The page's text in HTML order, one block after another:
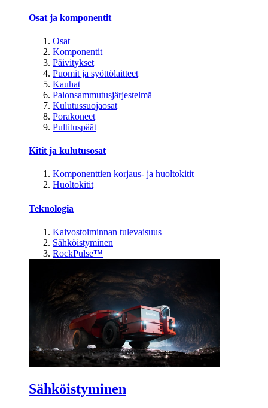
Osat ja komponentit
Osat
Komponentit
Päivitykset
Puomit ja syöttölaitteet
Kauhat
Palonsammutusjärjestelmä
Kulutussuojaosat
Porakoneet
Pultituspäät
Kitit ja kulutusosat
Komponenttien korjaus- ja huoltokitit
Huoltokitit
Teknologia
Kaivostoiminnan tulevaisuus
Sähköistyminen
RockPulse™
Sähköistyminen